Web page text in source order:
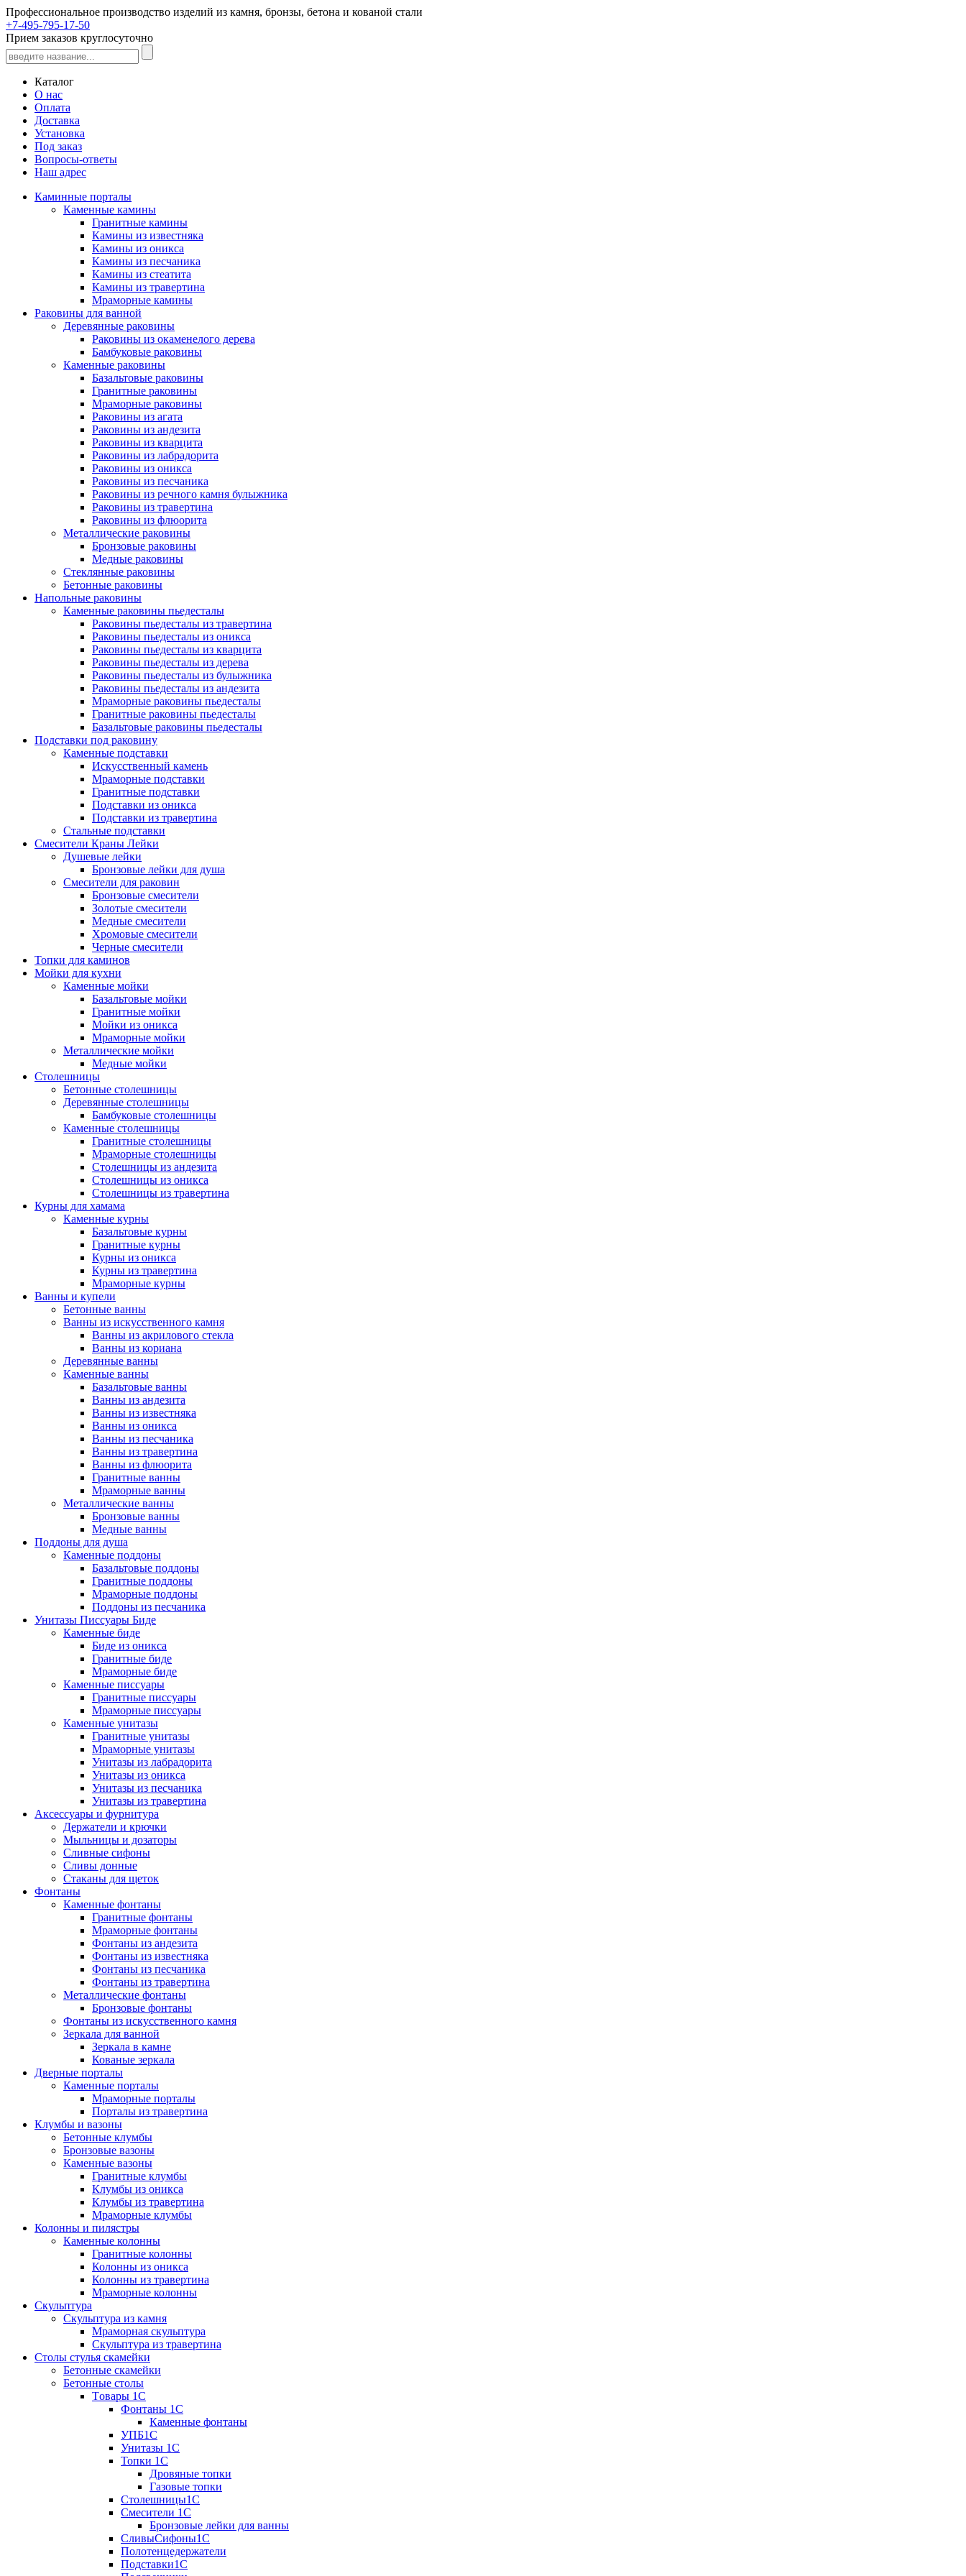
Профессиональное производство изделий из камня, бронзы, бетона и кованой стали
+7-495-795-17-50
Прием заказов круглосуточно
Каталог
О нас
Оплата
Доставка
Установка
Под заказ
Вопросы-ответы
Наш адрес
Каминные порталы
Каменные камины
Гранитные камины
Камины из известняка
Камины из оникса
Камины из песчаника
Камины из стеатита
Камины из травертина
Мраморные камины
Раковины для ванной
Деревянные раковины
Раковины из окаменелого дерева
Бамбуковые раковины
Каменные раковины
Базальтовые раковины
Гранитные раковины
Мраморные раковины
Раковины из агата
Раковины из андезита
Раковины из кварцита
Раковины из лабрадорита
Раковины из оникса
Раковины из песчаника
Раковины из речного камня булыжника
Раковины из травертина
Раковины из флюорита
Металлические раковины
Бронзовые раковины
Медные раковины
Стеклянные раковины
Бетонные раковины
Напольные раковины
Каменные раковины пьедесталы
Раковины пьедесталы из травертина
Раковины пьедесталы из оникса
Раковины пьедесталы из кварцита
Раковины пьедесталы из дерева
Раковины пьедесталы из булыжника
Раковины пьедесталы из андезита
Мраморные раковины пьедесталы
Гранитные раковины пьедесталы
Базальтовые раковины пьедесталы
Подставки под раковину
Каменные подставки
Искусственный камень
Мраморные подставки
Гранитные подставки
Подставки из оникса
Подставки из травертина
Стальные подставки
Смесители Краны Лейки
Душевые лейки
Бронзовые лейки для душа
Смесители для раковин
Бронзовые смесители
Золотые смесители
Медные смесители
Хромовые смесители
Черные смесители
Топки для каминов
Мойки для кухни
Каменные мойки
Базальтовые мойки
Гранитные мойки
Мойки из оникса
Мраморные мойки
Металлические мойки
Медные мойки
Столешницы
Бетонные столешницы
Деревянные столешницы
Бамбуковые столешницы
Каменные столешницы
Гранитные столешницы
Мраморные столешницы
Столешницы из андезита
Столешницы из оникса
Столешницы из травертина
Курны для хамама
Каменные курны
Базальтовые курны
Гранитные курны
Курны из оникса
Курны из травертина
Мраморные курны
Ванны и купели
Бетонные ванны
Ванны из искусственного камня
Ванны из акрилового стекла
Ванны из кориана
Деревянные ванны
Каменные ванны
Базальтовые ванны
Ванны из андезита
Ванны из известняка
Ванны из оникса
Ванны из песчаника
Ванны из травертина
Ванны из флюорита
Гранитные ванны
Мраморные ванны
Металлические ванны
Бронзовые ванны
Медные ванны
Поддоны для душа
Каменные поддоны
Базальтовые поддоны
Гранитные поддоны
Мраморные поддоны
Поддоны из песчаника
Унитазы Писсуары Биде
Каменные биде
Биде из оникса
Гранитные биде
Мраморные биде
Каменные писсуары
Гранитные писсуары
Мраморные писсуары
Каменные унитазы
Гранитные унитазы
Мраморные унитазы
Унитазы из лабрадорита
Унитазы из оникса
Унитазы из песчаника
Унитазы из травертина
Аксессуары и фурнитура
Держатели и крючки
Мыльницы и дозаторы
Сливные сифоны
Сливы донные
Стаканы для щеток
Фонтаны
Каменные фонтаны
Гранитные фонтаны
Мраморные фонтаны
Фонтаны из андезита
Фонтаны из известняка
Фонтаны из песчаника
Фонтаны из травертина
Металлические фонтаны
Бронзовые фонтаны
Фонтаны из искусственного камня
Зеркала для ванной
Зеркала в камне
Кованые зеркала
Дверные порталы
Каменные порталы
Мраморные порталы
Порталы из травертина
Клумбы и вазоны
Бетонные клумбы
Бронзовые вазоны
Каменные вазоны
Гранитные клумбы
Клумбы из оникса
Клумбы из травертина
Мраморные клумбы
Колонны и пилястры
Каменные колонны
Гранитные колонны
Колонны из оникса
Колонны из травертина
Мраморные колонны
Скульптура
Скульптура из камня
Мраморная скульптура
Скульптура из травертина
Столы стулья скамейки
Бетонные скамейки
Бетонные столы
Tовары 1C
Фонтаны 1C
Каменные фонтаны
УПБ1С
Унитазы 1С
Топки 1С
Дровяные топки
Газовые топки
Столешницы1С
Смесители 1С
Бронзовые лейки для ванны
СливыСифоны1С
Полотенцедержатели
Подставки1С